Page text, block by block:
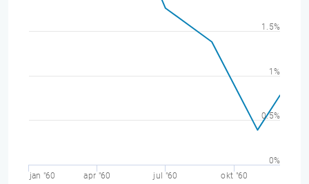
jan "60 apr "60 jul "60 okt "60
0%
0.5%
1%
1.5%